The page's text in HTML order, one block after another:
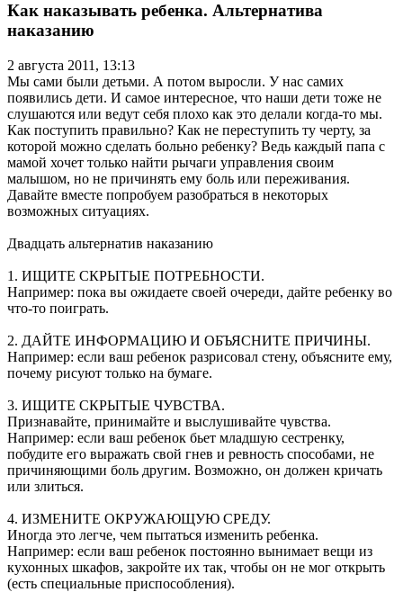
Как наказывать ребенка. Альтернатива
наказанию
2 августа 2011, 13:13
Мы сами были детьми. А потом выросли. У нас самих
появились дети. И самое интересное, что наши дети тоже не
слушаются или ведут себя плохо как это делали когда-то мы.
Как поступить правильно? Как не переступить ту черту, за
которой можно сделать больно ребенку? Ведь каждый папа с
мамой хочет только найти рычаги управления своим
малышом, но не причинять ему боль или переживания.
Давайте вместе попробуем разобраться в некоторых
возможных ситуациях.
Двадцать альтернатив наказанию
1. ИЩИТЕ СКРЫТЫЕ ПОТРЕБНОСТИ.
Например: пока вы ожидаете своей очереди, дайте ребенку во
что-то поиграть.
2. ДАЙТЕ ИНФОРМАЦИЮ И ОБЪЯСНИТЕ ПРИЧИНЫ.
Например: если ваш ребенок разрисовал стену, объясните ему,
почему рисуют только на бумаге.
3. ИЩИТЕ СКРЫТЫЕ ЧУВСТВА.
Признавайте, принимайте и выслушивайте чувства.
Например: если ваш ребенок бьет младшую сестренку,
побудите его выражать свой гнев и ревность способами, не
причиняющими боль другим. Возможно, он должен кричать
или злиться.
4. ИЗМЕНИТЕ ОКРУЖАЮЩУЮ СРЕДУ.
Иногда это легче, чем пытаться изменить ребенка.
Например: если ваш ребенок постоянно вынимает вещи из
кухонных шкафов, закройте их так, чтобы он не мог открыть
(есть специальные приспособления).